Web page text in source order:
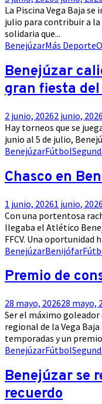
La Piscina Vega Baja se
julio para contribuir a la
solidaria que...
BenejúzarMás Deporte
Benejúzar
gran fiesta
2 junio, 20262 junio, 2026
Hay torneos que se
junio al 5 de julio,
BenejúzarFútbol
Chasco en
1 junio, 20261 junio, 2026
Con una portentosa
llegaba el Atlético
FFCV. Una oportunidad
BenejúzarBenijófar
Premio de
28 mayo, 202628 mayo,
Ser el máximo
regional de la Vega
temporadas y un
BenejúzarFútbol
Benejúzar se
recuerdo